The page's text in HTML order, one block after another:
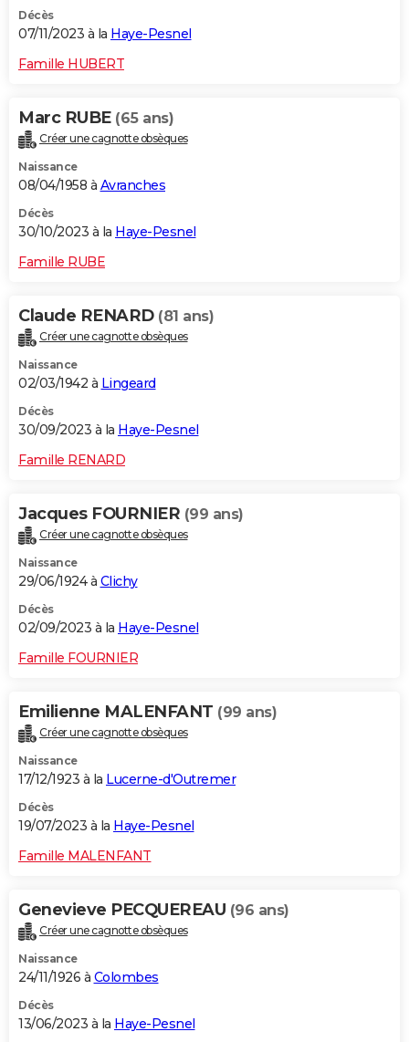
Décès
07/11/2023 à la Haye-Pesnel
Famille HUBERT
Marc RUBE (65 ans)
Créer une cagnotte obsèques
Naissance
08/04/1958 à Avranches
Décès
30/10/2023 à la Haye-Pesnel
Famille RUBE
Claude RENARD (81 ans)
Créer une cagnotte obsèques
Naissance
02/03/1942 à Lingeard
Décès
30/09/2023 à la Haye-Pesnel
Famille RENARD
Jacques FOURNIER (99 ans)
Créer une cagnotte obsèques
Naissance
29/06/1924 à Clichy
Décès
02/09/2023 à la Haye-Pesnel
Famille FOURNIER
Emilienne MALENFANT (99 ans)
Créer une cagnotte obsèques
Naissance
17/12/1923 à la Lucerne-d'Outremer
Décès
19/07/2023 à la Haye-Pesnel
Famille MALENFANT
Genevieve PECQUEREAU (96 ans)
Créer une cagnotte obsèques
Naissance
24/11/1926 à Colombes
Décès
13/06/2023 à la Haye-Pesnel